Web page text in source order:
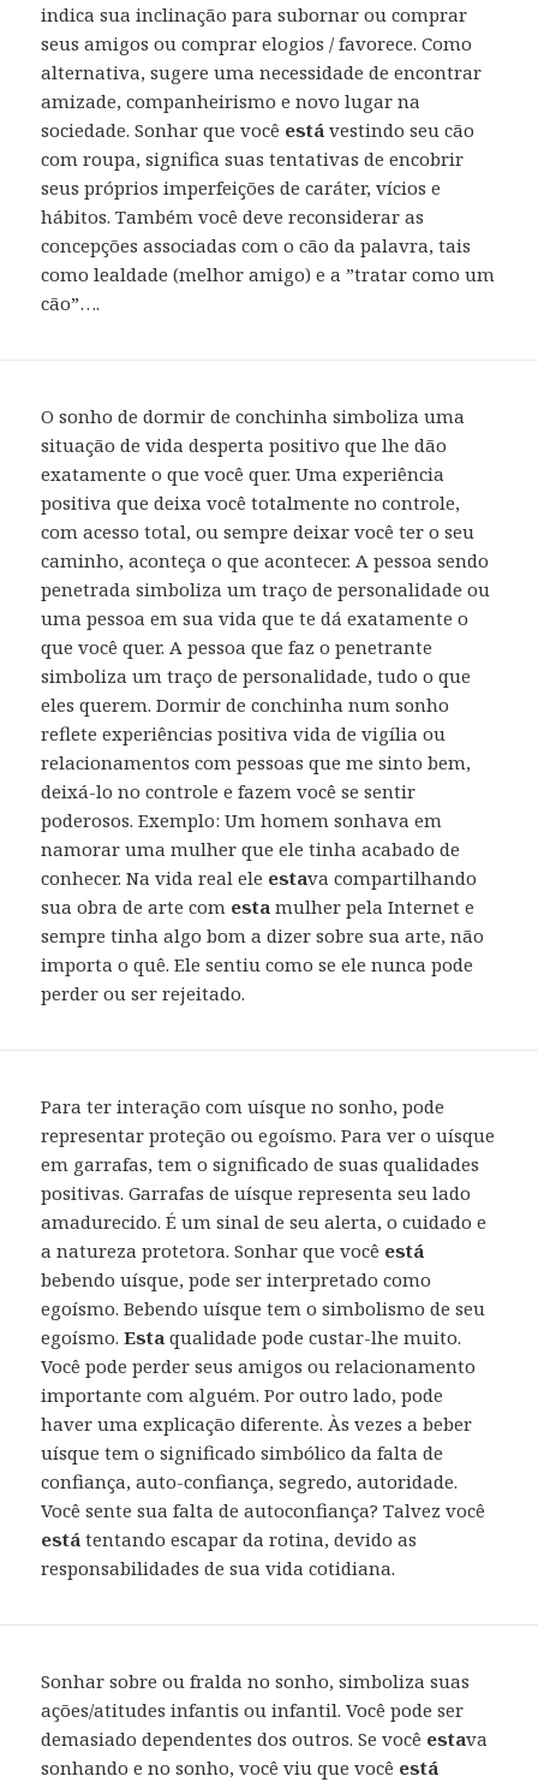
indica sua inclinação para subornar ou comprar
seus amigos ou comprar elogios / favorece. Como
alternativa, sugere uma necessidade de encontrar
amizade, companheirismo e novo lugar na
sociedade. Sonhar que você está vestindo seu cão
com roupa, significa suas tentativas de encobrir
seus próprios imperfeições de caráter, vícios e
hábitos. Também você deve reconsiderar as
concepções associadas com o cão da palavra, tais
como lealdade (melhor amigo) e a ”tratar como um
cão”….
O sonho de dormir de conchinha simboliza uma
situação de vida desperta positivo que lhe dão
exatamente o que você quer. Uma experiência
positiva que deixa você totalmente no controle,
com acesso total, ou sempre deixar você ter o seu
caminho, aconteça o que acontecer. A pessoa sendo
penetrada simboliza um traço de personalidade ou
uma pessoa em sua vida que te dá exatamente o
que você quer. A pessoa que faz o penetrante
simboliza um traço de personalidade, tudo o que
eles querem. Dormir de conchinha num sonho
reflete experiências positiva vida de vigília ou
relacionamentos com pessoas que me sinto bem,
deixá-lo no controle e fazem você se sentir
poderosos. Exemplo: Um homem sonhava em
namorar uma mulher que ele tinha acabado de
conhecer. Na vida real ele estava compartilhando
sua obra de arte com esta mulher pela Internet e
sempre tinha algo bom a dizer sobre sua arte, não
importa o quê. Ele sentiu como se ele nunca pode
perder ou ser rejeitado.
Para ter interação com uísque no sonho, pode
representar proteção ou egoísmo. Para ver o uísque
em garrafas, tem o significado de suas qualidades
positivas. Garrafas de uísque representa seu lado
amadurecido. É um sinal de seu alerta, o cuidado e
a natureza protetora. Sonhar que você está
bebendo uísque, pode ser interpretado como
egoísmo. Bebendo uísque tem o simbolismo de seu
egoísmo.Esta qualidade pode custar-lhe muito.
Você pode perder seus amigos ou relacionamento
importante com alguém. Por outro lado, pode
haver uma explicação diferente. Às vezes a beber
uísque tem o significado simbólico da falta de
confiança, auto-confiança, segredo, autoridade.
Você sente sua falta de autoconfiança? Talvez você
está tentando escapar da rotina, devido as
responsabilidades de sua vida cotidiana.
Sonhar sobre ou fralda no sonho, simboliza suas
ações/atitudes infantis ou infantil. Você pode ser
demasiado dependentes dos outros. Se você estava
sonhando e no sonho, você viu que você está